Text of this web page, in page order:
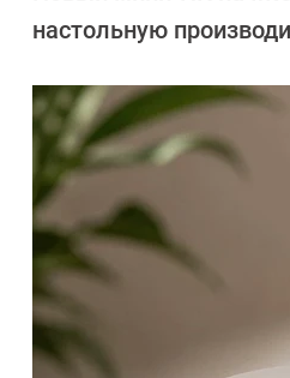
настольную